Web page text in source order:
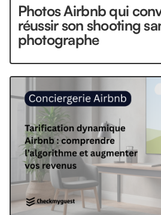
Photos Airbnb qui
réussir son shooting
photographe